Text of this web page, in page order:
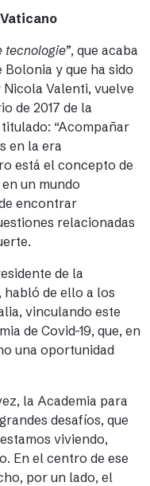
tecnologie”, que acaba
Bolonia y que ha sido
Valenti, vuelve
de 2017 de la
“Acompañar
en la era
está el concepto de
un mundo
encontrar
relacionadas
de la
habló de ello a los
vinculando este
de Covid-19, que, en
una oportunidad
la Academia para
desafíos, que
viviendo,
En el centro de ese
por un lado, el